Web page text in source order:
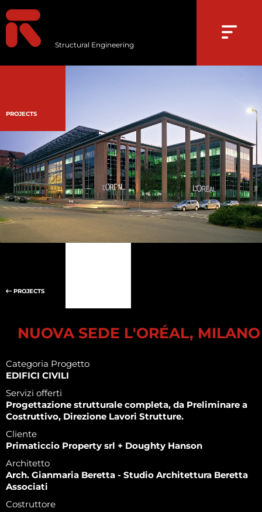
Structural Engineering
PROJECTS
PROJECTS
NUOVA SEDE L'ORÉAL, MILANO
Categoria Progetto
EDIFICI CIVILI
Servizi offerti
Progettazione strutturale completa, da Preliminare a
Costruttivo, Direzione Lavori Strutture.
Cliente
Primaticcio Property srl + Doughty Hanson
Architetto
Arch. Gianmaria Beretta - Studio Architettura Beretta
Associati
Costruttore